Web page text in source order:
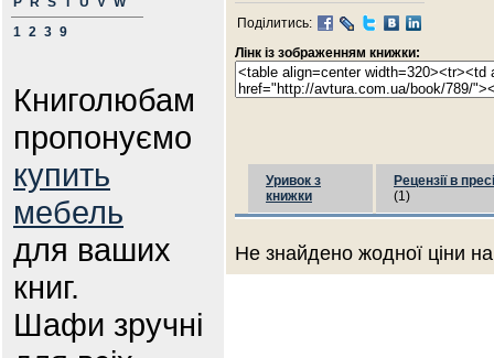
1 2 3 9
Книголюбам
пропонуємо
купить
мебель
для ваших
книг.
Шафи зручні
Поділитись:
Лінк із зображенням книжки:
Уривок з
книжки
Рецензії в пресі
(1)
Не знайдено жодної ціни